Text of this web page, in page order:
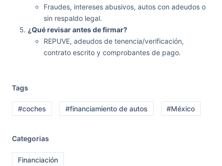
Fraudes, intereses abusivos, autos con adeudos o
sin respaldo legal.
¿Qué revisar antes de firmar?
REPUVE, adeudos de tenencia/verificación,
contrato escrito y comprobantes de pago.
Tags
#coches #financiamiento de autos #México
Categorias
Financiación